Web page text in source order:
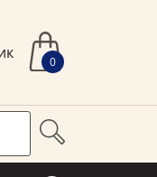
0